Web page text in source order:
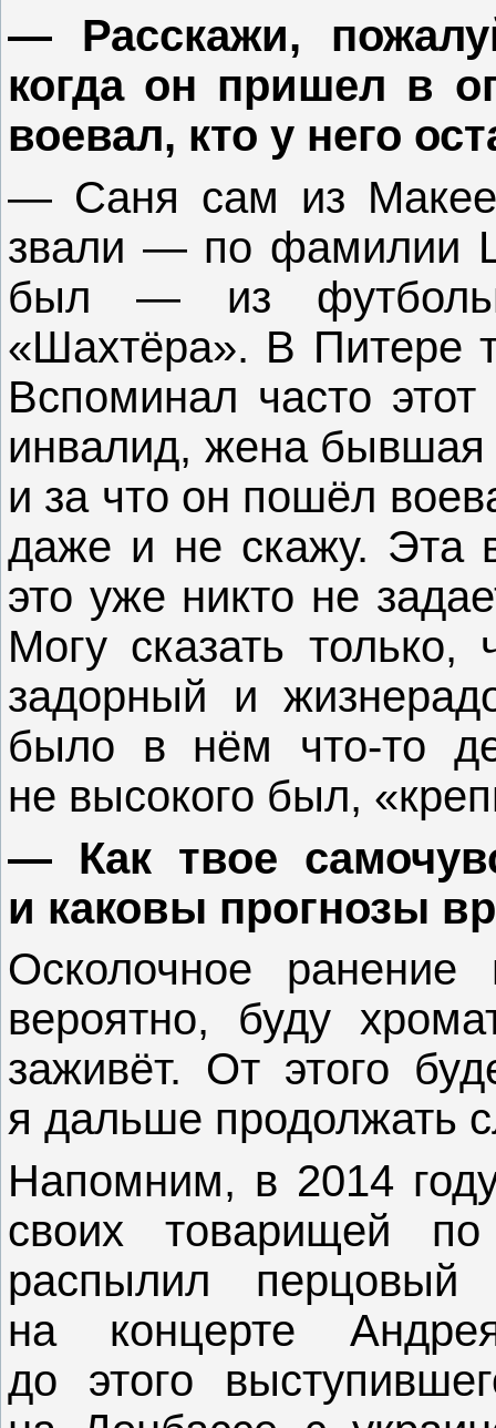
— Расскажи,
когда он пришел в
воевал, кто у него
— Саня сам из
звали — по фамилии
был — из
«Шахтёра». В Питере
Вспоминал часто
инвалид, жена бывшая
и за что он пошёл
даже и не скажу. Эта
это уже никто не
Могу сказать
задорный и
было в нём что-то
не высокого был,
— Как твое
и каковы прогнозы
Осколочное
вероятно, буду
заживёт. От этого
я дальше продолжать
Напомним, в 2014
своих товарищей
распылил перцовый
на концерте
до этого